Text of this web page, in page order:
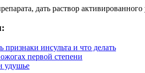
дать раствор
признаки инсульта и что делать
первой степени
удушье